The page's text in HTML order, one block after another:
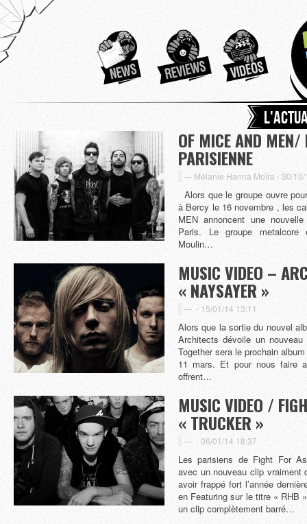
OF MICE AND MEN/
PARISIENNE
Mélanie Hanna Moïra - 30/
Alors que le groupe ouvre
à Bercy le 16 novembre , les
MEN annoncent une
Paris. Le groupe metalcore
Moulin…
MUSIC VIDEO –
« NAYSAYER »
- 15/01/14 13:11
Alors que la sortie du nouvel
Architects dévoile un
Together sera le prochain
11 mars. Et pour nous faire
offrent…
MUSIC VIDEO /
« TRUCKER »
- 06/01/14 18:37
Les parisiens de Fight For
avec un nouveau clip vraiment
avoir frappé fort l’année
en Featuring sur le titre « RHB
un clip complètement barré…